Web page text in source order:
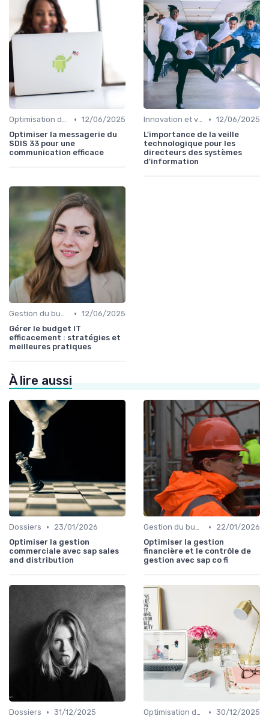
Optimisation des infrastructures IT • 12/06/2025
Optimiser la messagerie du
SDIS 33 pour une
communication efficace
Innovation et veille technologique • 12/06/2025
L'importance de la veille
technologique pour les
directeurs des systèmes
d'information
Gestion du budget IT • 12/06/2025
Gérer le budget IT
efficacement : stratégies et
meilleures pratiques
À lire aussi
Dossiers •
23/01/2026
Optimiser la gestion
commerciale avec sap sales
and distribution
Gestion du budget IT •
22/01/2026
Optimiser la gestion
financière et le contrôle de
gestion avec sap co fi
Dossiers • 31/12/2025
Optimisation des infrastructures IT • 30/12/2025